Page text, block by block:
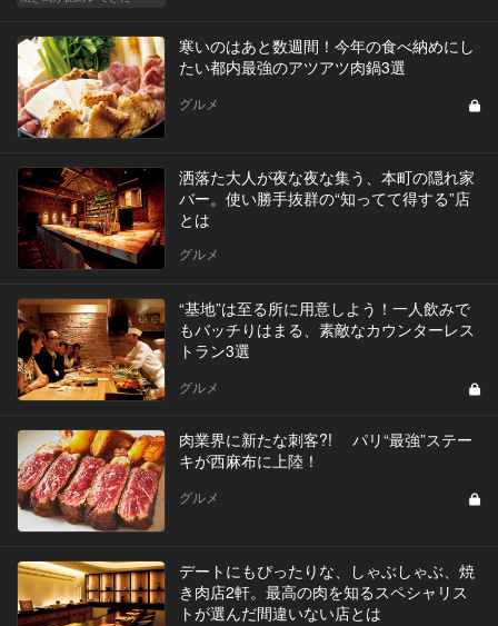
寒いのはあと数週間！今年の食べ納めにし
たい都内最強のアツアツ肉鍋3選
グルメ
洒落た大人が夜な夜な集う、本町の隠れ家
バー。使い勝手抜群の“知ってて得する”店
とは
グルメ
“基地”は至る所に用意しよう！一人飲みで
もバッチりはまる、素敵なカウンターレス
トラン3選
グルメ
肉業界に新たな刺客?! パリ“最強”ステー
キが西麻布に上陸！
グルメ
デートにもぴったりな、しゃぶしゃぶ、焼
き肉店2軒。最高の肉を知るスペシャリス
トが選んだ間違いない店とは